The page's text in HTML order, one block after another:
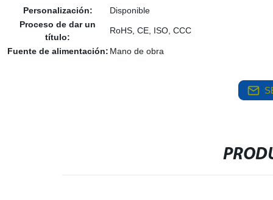
Personalización:
Disponible
Proceso de dar un
título:
RoHS, CE, ISO, CCC
Fuente de alimentación: Mano de obra